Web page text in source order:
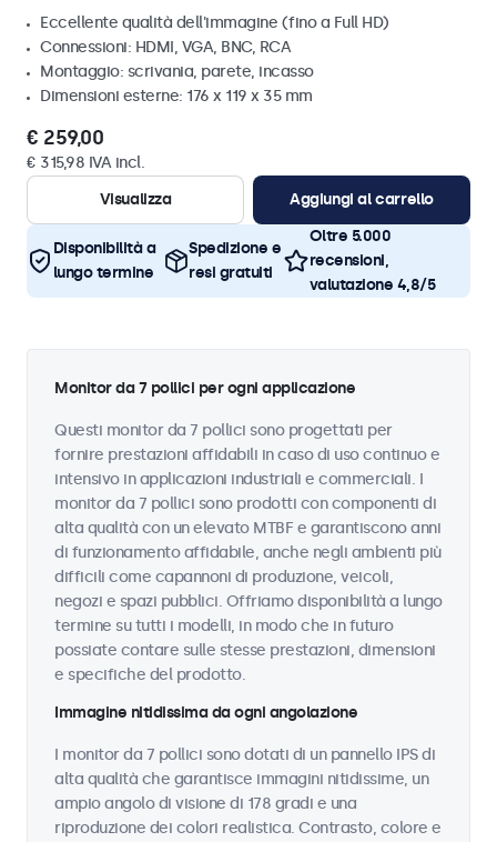
Eccellente qualità dell'immagine (fino a Full HD)
Connessioni: HDMI, VGA, BNC, RCA
Montaggio: scrivania, parete, incasso
Dimensioni esterne: 176 x 119 x 35 mm
€ 259,00
€ 315,98 IVA incl.
Visualizza
Aggiungi al carrello
Disponibilità a
lungo termine
Spedizione e
resi gratuiti
Oltre 5.000
recensioni,
valutazione 4,8/5
Monitor da 7 pollici per ogni applicazione
Questi monitor da 7 pollici sono progettati per
fornire prestazioni affidabili in caso di uso continuo e
intensivo in applicazioni industriali e commerciali. I
monitor da 7 pollici sono prodotti con componenti di
alta qualità con un elevato MTBF e garantiscono anni
di funzionamento affidabile, anche negli ambienti più
difficili come capannoni di produzione, veicoli,
negozi e spazi pubblici. Offriamo disponibilità a lungo
termine su tutti i modelli, in modo che in futuro
possiate contare sulle stesse prestazioni, dimensioni
e specifiche del prodotto.
Immagine nitidissima da ogni angolazione
I monitor da 7 pollici sono dotati di un pannello IPS di
alta qualità che garantisce immagini nitidissime, un
ampio angolo di visione di 178 gradi e una
riproduzione dei colori realistica. Contrasto, colore e